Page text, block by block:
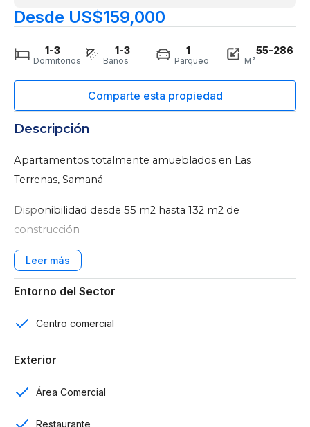
Desde US$159,000
1-3
Dormitorios
1-3
Baños
1
Parqueo
55-286
M²
Descripción
Apartamentos totalmente amueblados en Las
Terrenas, Samaná
Disponibilidad desde 55 m2 hasta 132 m2 de
construcción
Características:
Edificaciones de 3 niveles
1, 2 y 3 habitaciones
Entorno del Sector
Centro comercial
Exterior
Área Comercial
Restaurante